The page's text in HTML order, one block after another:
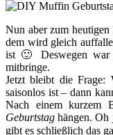
Nun aber zum
dem wird gleich
ist 🙂 Deswegen
mitbringe.
Jetzt bleibt die
saisonlos ist – dann
Nach einem kurzem
Geburtstag hängen. Oh
gibt es schließlich das